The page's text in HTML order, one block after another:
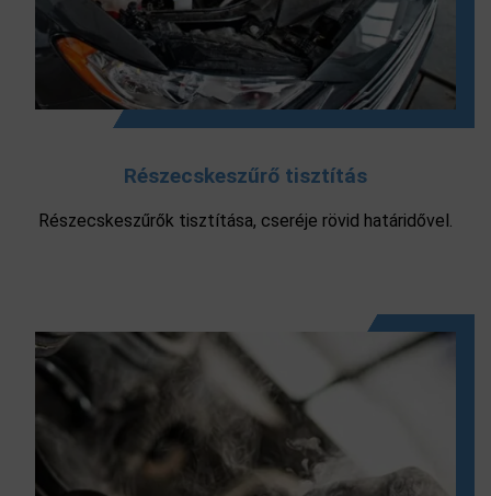
Részecskeszűrő tisztítás
Részecskeszűrők tisztítása, cseréje rövid határidővel.